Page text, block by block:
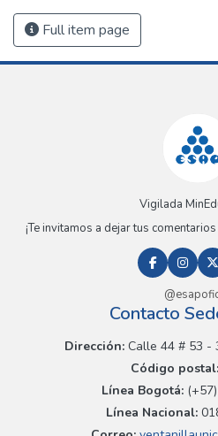
Full item page
Vigilada
¡Te invitamos a dejar tus
Contacto
Dirección:Calle 44 # 53 -
Código postal:
Línea Bogotá:(+57)
Línea Nacional: